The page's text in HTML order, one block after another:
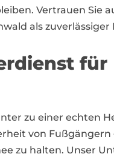
Vertrauen Sie
als
für
zu einer echten
von
zu halten. Unser